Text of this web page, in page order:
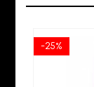
-25%